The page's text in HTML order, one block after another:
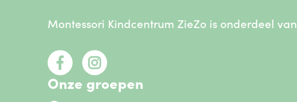
Montessori Kindcentrum ZieZo is onderdeel van
Onze groepen